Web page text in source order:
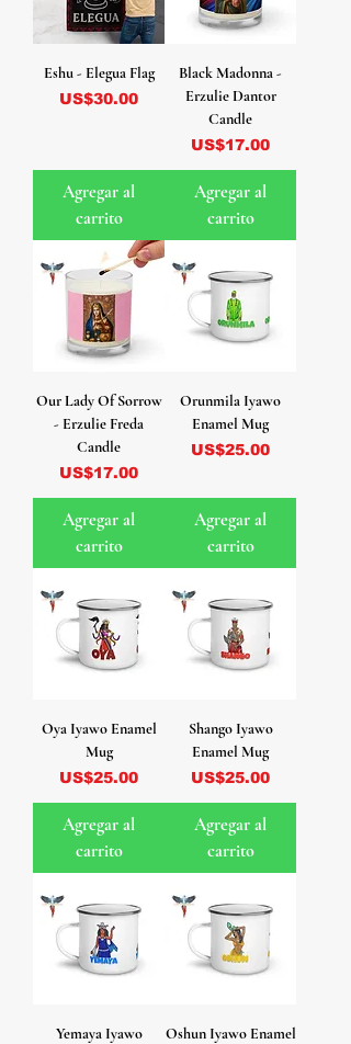
Eshu - Elegua Flag
Precio
US$30.00
Agregar al
carrito
Black Madonna -
Erzulie Dantor
Candle
Precio
US$17.00
Agregar al
carrito
Our Lady Of Sorrow
- Erzulie Freda
Candle
Precio
US$17.00
Agregar al
carrito
Orunmila Iyawo
Enamel Mug
Precio
US$25.00
Agregar al
carrito
Oya Iyawo Enamel
Mug
Precio
US$25.00
Agregar al
carrito
Shango Iyawo
Enamel Mug
Precio
US$25.00
Agregar al
carrito
Yemaya Iyawo
Oshun Iyawo Enamel